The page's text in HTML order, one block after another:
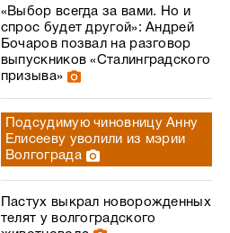
«Выбор всегда за вами. Но и
спрос будет другой»: Андрей
Бочаров позвал на разговор
выпускников «Сталинградского
призыва»
Подсудимую чиновницу Анну
Елисееву уволили из мэрии
Волгограда
Пастух выкрал новорожденных
телят у волгоградского